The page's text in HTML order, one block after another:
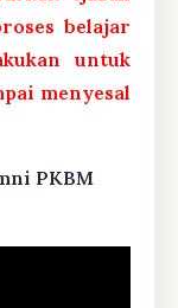
belajar
untuk
menyesal
PKBM